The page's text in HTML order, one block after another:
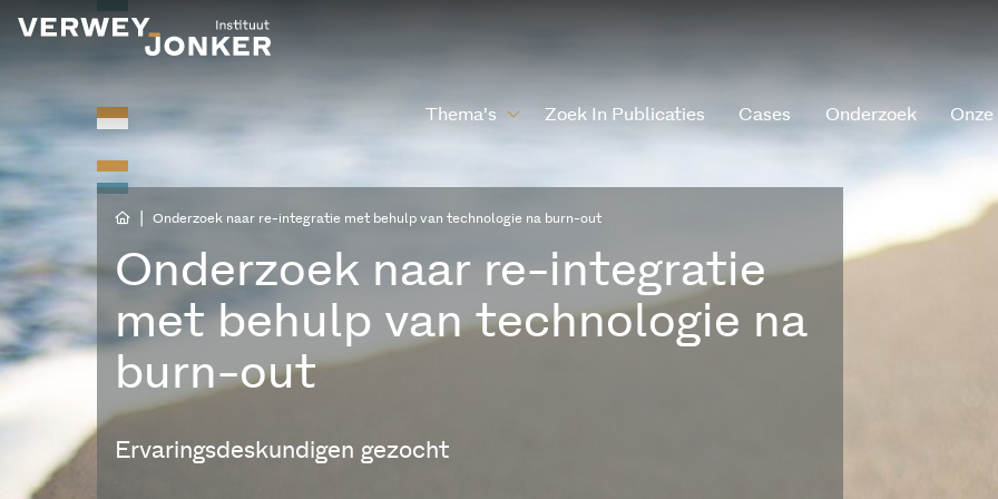
Thema’s Zoek In Publicaties Cases Onderzoek
Onderzoek naar re-integratie met behulp van technologie na burn-out
Onderzoek naar re-integratie
met behulp van technologie na
burn-out
Ervaringsdeskundigen gezocht